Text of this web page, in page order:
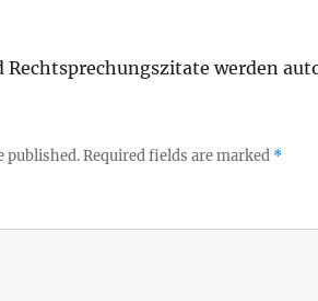
Rechtsprechungszitate werden
published.Required fields are marked *